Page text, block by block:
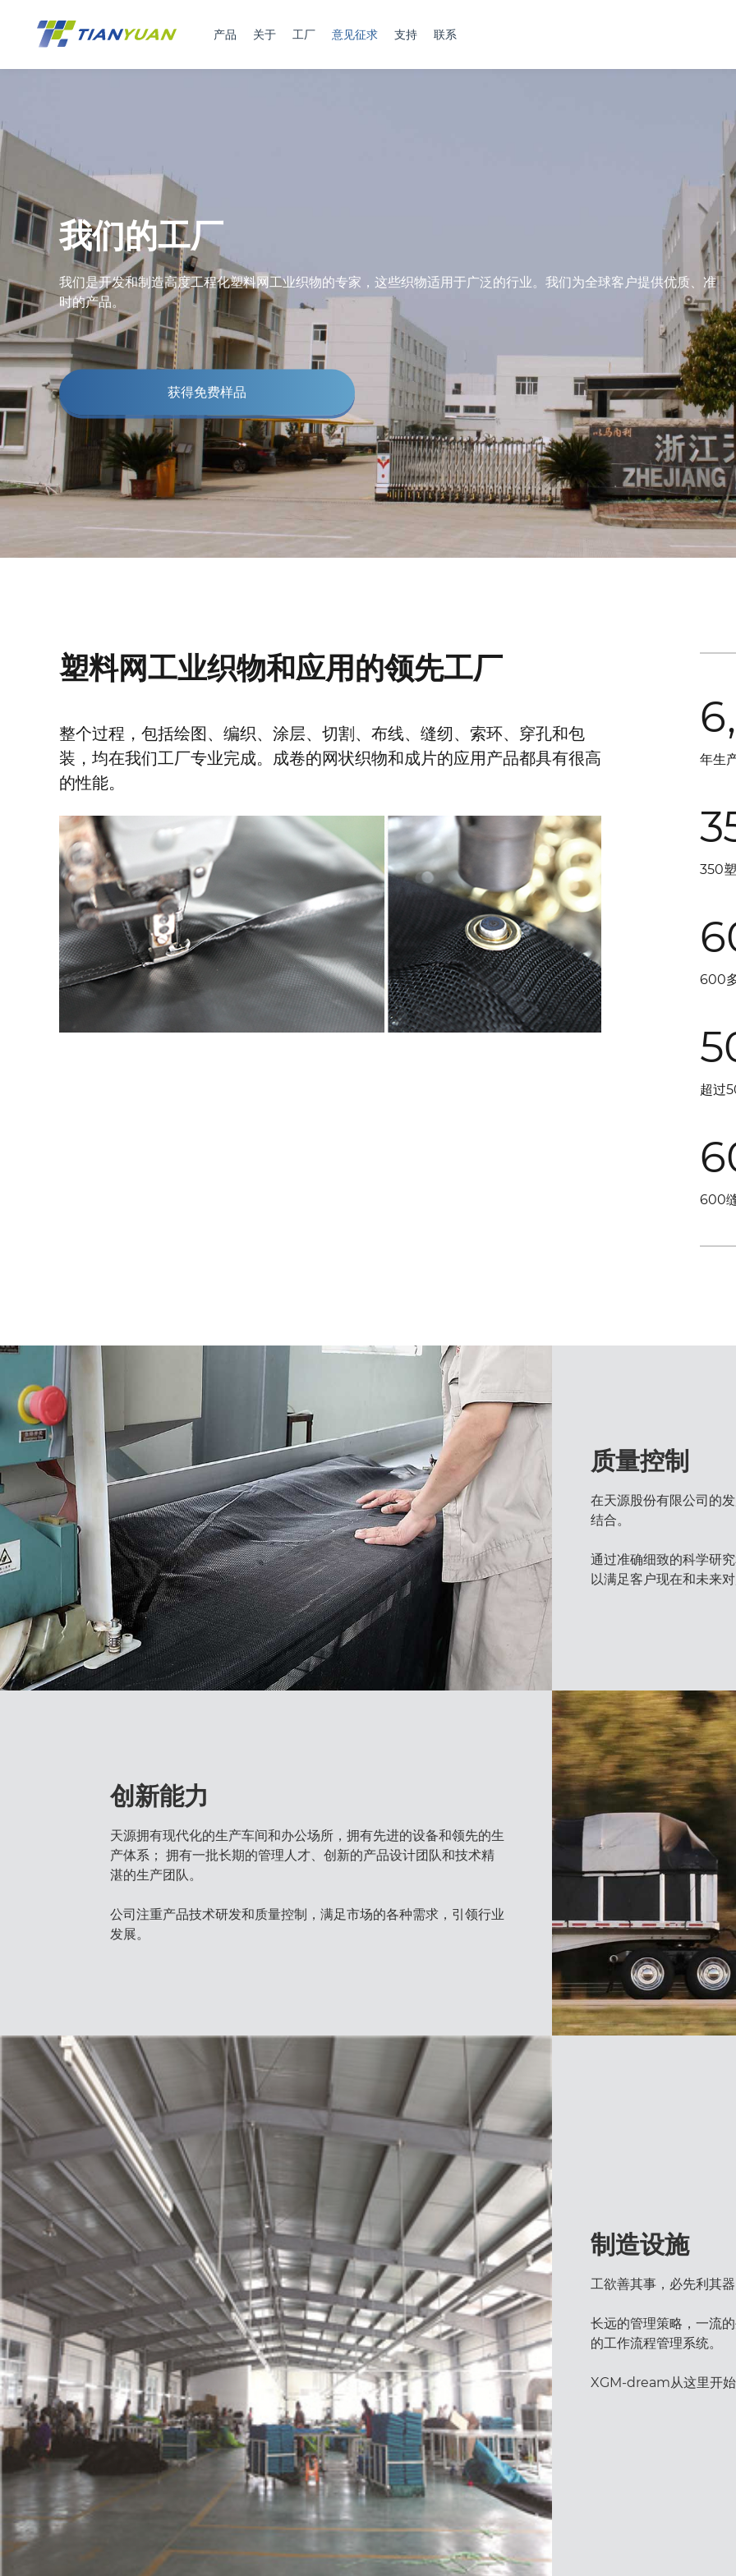
产品 关于 工厂 意见征求 支持 联系
我们的工厂
我们是开发和制造高度工程化塑料网工业织物的专家，这些织物适用于广泛的行业。我们为全球客户提供优质、准
时的产品。
获得免费样品
塑料网工业织物和应用的领先工厂
整个过程，包括绘图、编织、涂层、切割、布线、缝纫、索环、穿孔和包
装，均在我们工厂专业完成。成卷的网状织物和成片的应用产品都具有很高
的性能。
年生
350
600
超过
600
质量控制
在天源股份有限公司的
结合。
通过准确细致的科学研
以满足客户现在和未来
创新能力
天源拥有现代化的生产车间和办公场所，拥有先进的设备和领先的生
产体系； 拥有一批长期的管理人才、创新的产品设计团队和技术精
湛的生产团队。
公司注重产品技术研发和质量控制，满足市场的各种需求，引领行业
发展。
制造设施
工欲善其事，必先利其
长远的管理策略，一流
的工作流程管理系统。
XGM-dream从这里开始